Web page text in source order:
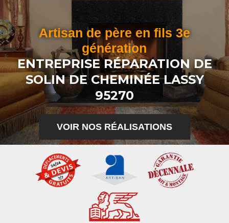
Artisan de père en fils 3e
génération
ENTREPRISE RÉPARATION DE
SOLIN DE CHEMINÉE LASSY
95270
VOIR NOS RÉALISATIONS